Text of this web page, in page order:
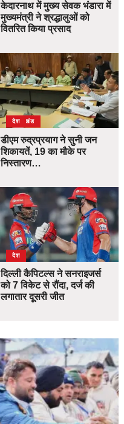
केदारनाथ में मुख्य सेवक भंडारा में
मुख्यमंत्री ने श्रद्धालुओं को
वितरित किया प्रसाद
उत्तराखंड
देश
डीएम रुद्रप्रयाग ने सुनी जन
शिकायतें, 19 का मौके पर
निस्तारण…
देश
दिल्ली कैपिटल्स ने सनराइजर्स
को 7 विकेट से रौंदा, दर्ज की
लगातार दूसरी जीत